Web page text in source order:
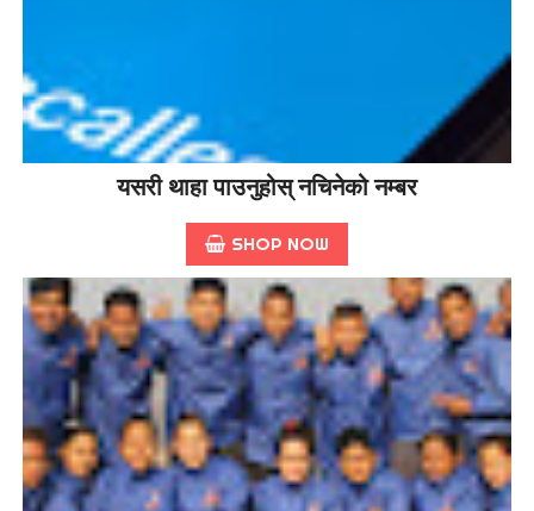
यसरी थाहा पाउनुहोस् नचिनेको नम्बर
SHOP NOW